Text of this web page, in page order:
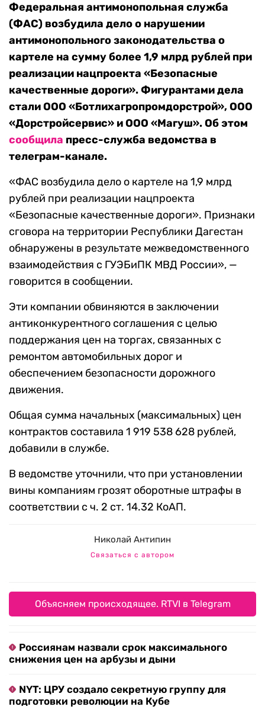
Федеральная антимонопольная служба
(ФАС) возбудила дело о нарушении
антимонопольного законодательства о
картеле на сумму более 1,9 млрд рублей при
реализации нацпроекта «Безопасные
качественные дороги». Фигурантами дела
стали ООО «Ботлихагропромдорстрой», ООО
«Дорстройсервис» и ООО «Магуш». Об этом
сообщила пресс-служба ведомства в
телеграм-канале.
«ФАС возбудила дело о картеле на 1,9 млрд
рублей при реализации нацпроекта
«Безопасные качественные дороги». Признаки
сговора на территории Республики Дагестан
обнаружены в результате межведомственного
взаимодействия с ГУЭБиПК МВД России», —
говорится в сообщении.
Эти компании обвиняются в заключении
антиконкурентного соглашения с целью
поддержания цен на торгах, связанных с
ремонтом автомобильных дорог и
обеспечением безопасности дорожного
движения.
Общая сумма начальных (максимальных) цен
контрактов составила 1 919 538 628 рублей,
добавили в службе.
В ведомстве уточнили, что при установлении
вины компаниям грозят оборотные штрафы в
соответствии с ч. 2 ст. 14.32 КоАП.
Николай Антипин
Связаться с автором
Объясняем происходящее. RTVI в Telegram
Россиянам назвали срок максимального
снижения цен на арбузы и дыни
NYT: ЦРУ создало секретную группу для
подготовки революции на Кубе